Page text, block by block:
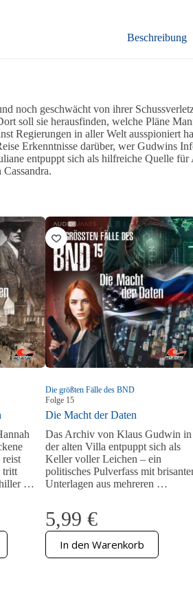
Beschreibung
noch geschwächt von ihrer
soll sie herausfinden, welche Pläne
Regierungen in aller Welt ausspioniert
Erkenntnisse darüber, wer Gudwins
entpuppt sich als hilfreiche Quelle
reist
tritt
…
Die größten Fälle des BND
Folge 15
Die Macht der Daten
Das Archiv von Klaus Gudwin in
der alten Villa entpuppt sich als
Keller voller Leichen – ein
politisches Pulverfass mit
Unterlagen aus mehreren …
5,99 €
In den Warenkorb